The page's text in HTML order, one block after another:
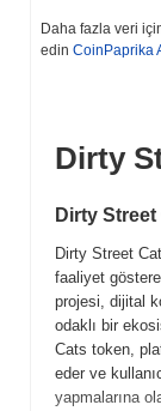
Daha fazla veri
edin CoinPaprika
Dirty
Dirty
Dirty Street
faaliyet
projesi, dijital
odaklı bir
Cats token,
eder ve
yapmalarına